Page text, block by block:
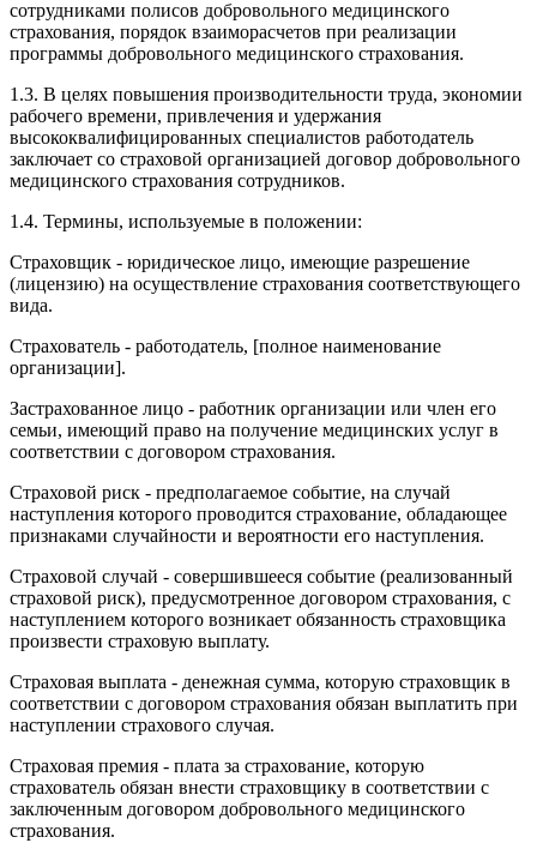
сотрудниками полисов добровольного медицинского
страхования, порядок взаиморасчетов при реализации
программы добровольного медицинского страхования.
1.3. В целях повышения производительности труда, экономии
рабочего времени, привлечения и удержания
высококвалифицированных специалистов работодатель
заключает со страховой организацией договор добровольного
медицинского страхования сотрудников.
1.4. Термины, используемые в положении:
Страховщик - юридическое лицо, имеющие разрешение
(лицензию) на осуществление страхования соответствующего
вида.
Страхователь - работодатель, [полное наименование
организации].
Застрахованное лицо - работник организации или член его
семьи, имеющий право на получение медицинских услуг в
соответствии с договором страхования.
Страховой риск - предполагаемое событие, на случай
наступления которого проводится страхование, обладающее
признаками случайности и вероятности его наступления.
Страховой случай - совершившееся событие (реализованный
страховой риск), предусмотренное договором страхования, с
наступлением которого возникает обязанность страховщика
произвести страховую выплату.
Страховая выплата - денежная сумма, которую страховщик в
соответствии с договором страхования обязан выплатить при
наступлении страхового случая.
Страховая премия - плата за страхование, которую
страхователь обязан внести страховщику в соответствии с
заключенным договором добровольного медицинского
страхования.